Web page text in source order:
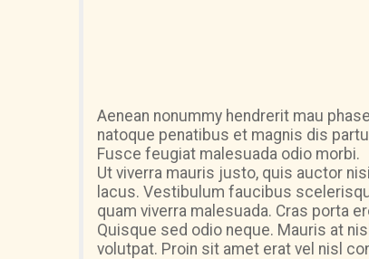
Aenean nonummy hendrerit mau
natoque penatibus et magnis dis
Fusce feugiat malesuada odio morbi.
Ut viverra mauris justo, quis auctor
lacus. Vestibulum faucibus
quam viverra malesuada. Cras porta
Quisque sed odio neque. Mauris at
volutpat. Proin sit amet erat vel nisl